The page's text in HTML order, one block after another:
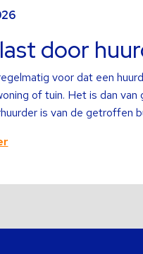
door
voor dat een
of tuin. Het is dan
is van de getroffen